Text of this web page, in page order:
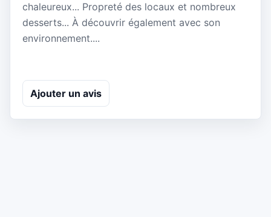
chaleureux... Propreté des locaux et nombreux
desserts... À découvrir également avec son
environnement....
Ajouter un avis